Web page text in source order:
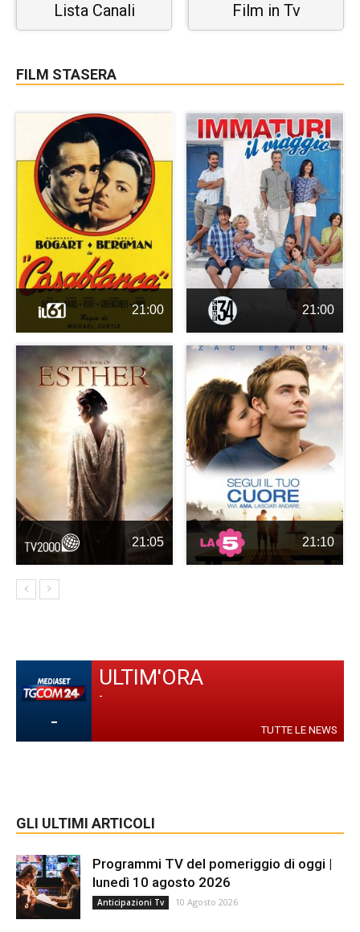
Lista Canali Film in Tv
FILM STASERA
21:00 21:00
21:05 21:10
-
ULTIM'ORA
-
TUTTE LE NEWS
GLI ULTIMI ARTICOLI
Programmi TV del pomeriggio di oggi |
lunedì 10 agosto 2026
Anticipazioni Tv 10 Agosto 2026